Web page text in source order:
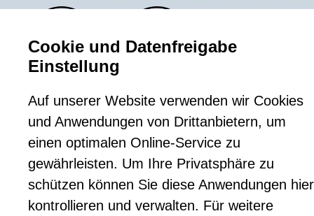
informationen
für
klient/-
innen
kontakt
Cookie und Datenfreigabe
Einstellung
Auf unserer Website verwenden wir Cookies
und Anwendungen von Drittanbietern, um
einen optimalen Online-Service zu
gewährleisten. Um Ihre Privatsphäre zu
schützen können Sie diese Anwendungen hier
kontrollieren und verwalten. Für weitere